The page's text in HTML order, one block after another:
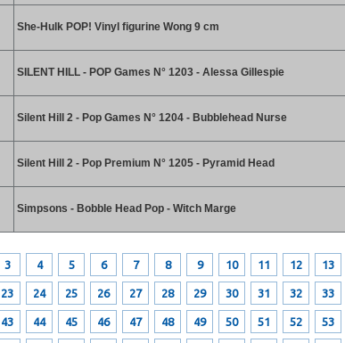
She-Hulk POP! Vinyl figurine Wong 9 cm
SILENT HILL - POP Games N° 1203 - Alessa Gillespie
Silent Hill 2 - Pop Games N° 1204 - Bubblehead Nurse
Silent Hill 2 - Pop Premium N° 1205 - Pyramid Head
Simpsons - Bobble Head Pop - Witch Marge
3 4 5 6 7 8 9 10 11 12 13
23 24 25 26 27 28 29 30 31 32 33
43 44 45 46 47 48 49 50 51 52 53